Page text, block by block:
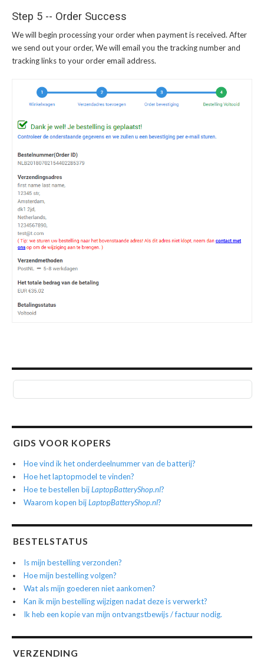
Step 5 -- Order Success
We will begin processing your order when payment is received. After
we send out your order, We will email you the tracking number and
tracking links to your order email address.
GIDS VOOR KOPERS
Hoe vind ik het onderdeelnummer van de batterij?
Hoe het laptopmodel te vinden?
Hoe te bestellen bijLaptopBatteryShop.nl?
Waarom kopen bijLaptopBatteryShop.nl?
BESTELSTATUS
Is mijn bestelling verzonden?
Hoe mijn bestelling volgen?
Wat als mijn goederen niet aankomen?
Kan ik mijn bestelling wijzigen nadat deze is verwerkt?
Ik heb een kopie van mijn ontvangstbewijs / factuur nodig.
VERZENDING